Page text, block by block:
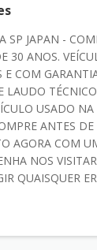
SP JAPAN -
30 ANOS.
E COM
LAUDO
USADO
ANTES
AGORA COM
NOS
QUAISQUER